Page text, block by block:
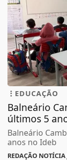
EDUCAÇÃO
Balneário
últimos 5
Balneário
anos no Ideb
REDAÇÃO NOTÍCIA